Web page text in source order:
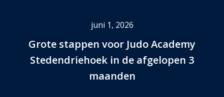
juni 1, 2026
Grote stappen voor Judo Academy
Stedendriehoek in de afgelopen 3
maanden